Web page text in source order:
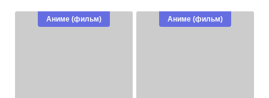
Аниме (фильм) Аниме (фильм)